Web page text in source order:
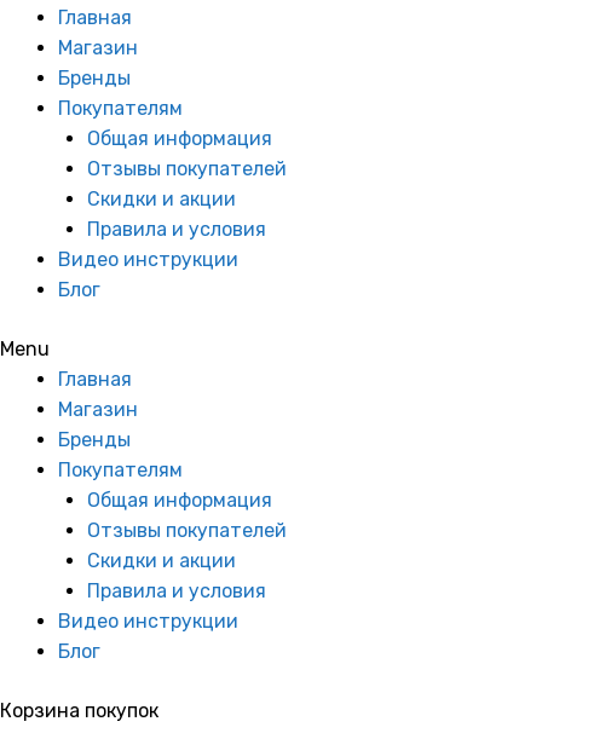
Cryspi (Криспи)
Fagor (Фагор)
Главная
Магазин
Бренды
Покупателям
Общая информация
Отзывы покупателей
Скидки и акции
Правила и условия
Видео инструкции
Блог
Menu
Главная
Магазин
Бренды
Покупателям
Общая информация
Отзывы покупателей
Скидки и акции
Правила и условия
Видео инструкции
Блог
Корзина покупок